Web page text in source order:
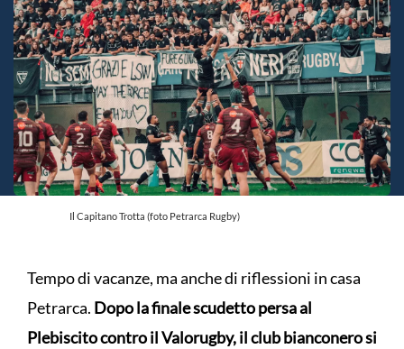
Il Capitano Trotta (foto Petrarca Rugby)
Tempo di vacanze, ma anche di riflessioni in casa
Petrarca. Dopo la finale scudetto persa al
Plebiscito contro il Valorugby, il club bianconero si